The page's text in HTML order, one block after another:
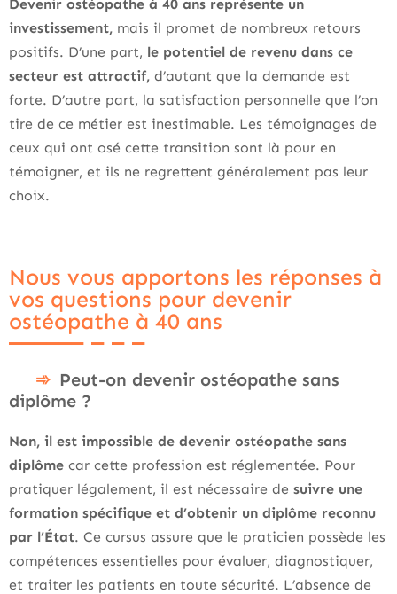
Devenir ostéopathe à 40 ans représente un
investissement, mais il promet de nombreux retours
positifs. D’une part, le potentiel de revenu dans ce
secteur est attractif, d’autant que la demande est
forte. D’autre part, la satisfaction personnelle que l’on
tire de ce métier est inestimable. Les témoignages de
ceux qui ont osé cette transition sont là pour en
témoigner, et ils ne regrettent généralement pas leur
choix.
Nous vous apportons les réponses à
vos questions pour devenir
ostéopathe à 40 ans
Peut-on devenir ostéopathe sans
diplôme ?
Non, il est impossible de devenir ostéopathe sans
diplôme car cette profession est réglementée. Pour
pratiquer légalement, il est nécessaire de suivre une
formation spécifique et d’obtenir un diplôme reconnu
par l’État. Ce cursus assure que le praticien possède les
compétences essentielles pour évaluer, diagnostiquer,
et traiter les patients en toute sécurité. L’absence de